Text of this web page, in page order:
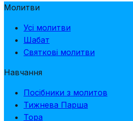
Молитви
Усі молитви
Шабат
Святкові молитви
Навчання
Посібники з молитов
Тижнева Парша
Тора